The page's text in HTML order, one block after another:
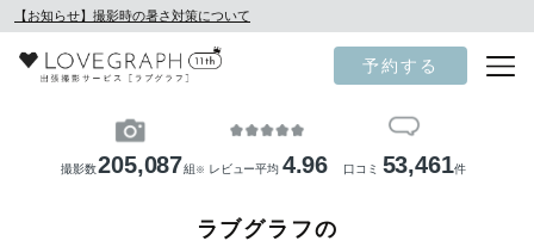
【お知らせ】撮影時の暑さ対策について
予約する
撮影数205,087組 ※ レビュー平均 4.96 口コミ 53,461件
ラブグラフの